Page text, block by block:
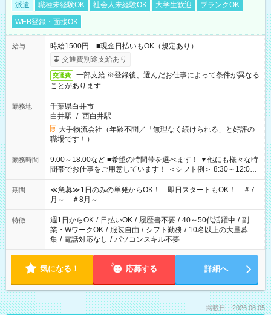
派遣 職種未経験OK 社会人未経験OK 大学生歓迎
ブランクOK
WEB登録・面接OK
給与
時給1500円 ■現金日払いもOK（規定あり）
交通費別途支給あり
交通費
一部支給 ※登録後、選んだお仕事によって条件が異なる
ことがあります
勤務地
千葉県白井市
白井駅 / 西白井駅
大手物流会社（年齢不問／「無理なく続けられる」と好評の
職場です！）
勤務時間
9:00～18:00など ■希望の時間帯を選べます！ ▼他にも様々な時
間帯でお仕事をご用意しています！ ＜シフト例＞ 8:30～12:00
17:00～22:00 13:00～22:00 22:00～翌6:00 など
期間
≪急募≫1日のみの単発からOK！ 即日スタートもOK！ ＃7
月～ ＃8月～
特徴 週1日からOK / 日払いOK / 履歴書不要 / 40～50代活躍中 / 副
業・WワークOK / 服装自由 / シフト勤務 / 10名以上の大量募
集 / 電話対応なし / パソコンスキル不要
気になる！ 応募する 詳細へ
掲載日：2026.08.05